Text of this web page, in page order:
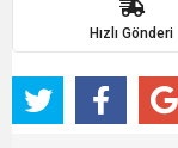
Hızlı Gönderi